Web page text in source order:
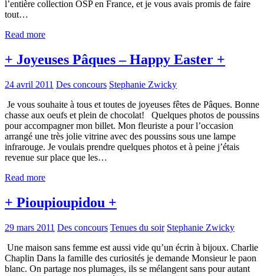
l’entière collection OSP en France, et je vous avais promis de faire
tout…
Read more
+ Joyeuses Pâques – Happy Easter +
24 avril 2011 Des concours Stephanie Zwicky
Je vous souhaite à tous et toutes de joyeuses fêtes de Pâques. Bonne
chasse aux oeufs et plein de chocolat! Quelques photos de poussins
pour accompagner mon billet. Mon fleuriste a pour l’occasion
arrangé une très jolie vitrine avec des poussins sous une lampe
infrarouge. Je voulais prendre quelques photos et à peine j’étais
revenue sur place que les…
Read more
+ Pioupioupidou +
29 mars 2011 Des concours Tenues du soir Stephanie Zwicky
Une maison sans femme est aussi vide qu’un écrin à bijoux. Charlie
Chaplin Dans la famille des curiosités je demande Monsieur le paon
blanc. On partage nos plumages, ils se mélangent sans pour autant